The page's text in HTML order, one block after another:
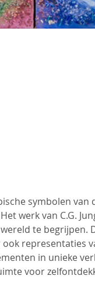
symbolen
werk van C.G.
te begrijpen.
representaties
in unieke
voor